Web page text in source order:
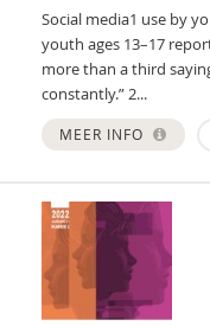
Kirsten Visser
Jolanda
Frouktje
Ted Zuidgeest
Social media1 use by
youth ages 13–17
more than a third
constantly.” 2...
MEER INFO